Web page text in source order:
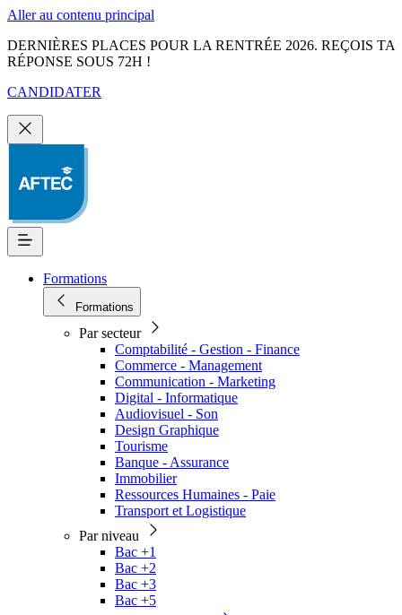
Aller au contenu principal
DERNIÈRES PLACES POUR LA RENTRÉE 2026. REÇOIS TA
RÉPONSE SOUS 72H !
CANDIDATER
Formations
Formations
Par secteur
Comptabilité - Gestion - Finance
Commerce - Management
Communication - Marketing
Digital - Informatique
Audiovisuel - Son
Design Graphique
Tourisme
Banque - Assurance
Immobilier
Ressources Humaines - Paie
Transport et Logistique
Par niveau
Bac +1
Bac +2
Bac +3
Bac +5